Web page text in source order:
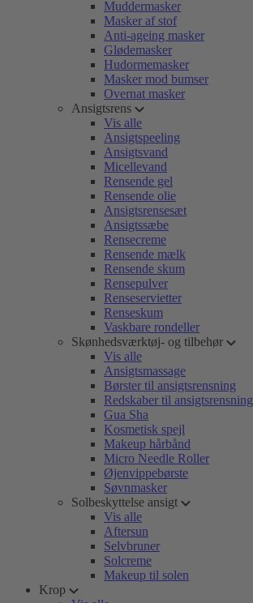
Muddermasker
Masker af stof
Anti-ageing masker
Glødemasker
Hudormemasker
Masker mod bumser
Overnat masker
Ansigtsrens
Vis alle
Ansigtspeeling
Ansigtsvand
Micellevand
Rensende gel
Rensende olie
Ansigtsrensesæt
Ansigtssæbe
Rensecreme
Rensende mælk
Rensende skum
Rensepulver
Renseservietter
Renseskum
Vaskbare rondeller
Skønhedsværktøj- og tilbehør
Vis alle
Ansigtsmassage
Børster til ansigtsrensning
Redskaber til ansigtsrensning
Gua Sha
Kosmetisk spejl
Makeup hårbånd
Micro Needle Roller
Øjenvippebørste
Søvnmasker
Solbeskyttelse ansigt
Vis alle
Aftersun
Selvbruner
Solcreme
Makeup til solen
Krop